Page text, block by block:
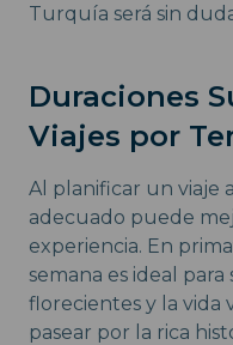
Turquía será sin
Duraciones
Viajes por
Al planificar un viaje
adecuado puede
experiencia. En
semana es ideal
florecientes y la vida
pasear por la rica